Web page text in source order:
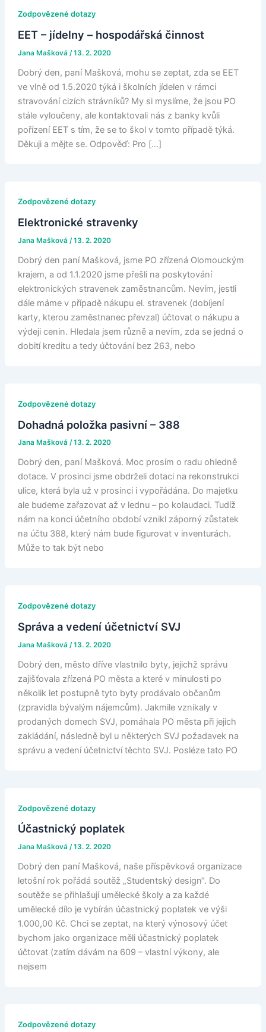
Zodpovězené dotazy
EET – jídelny – hospodářská činnost
Jana Mašková /13. 2. 2020
Dobrý den, paní Mašková, mohu se zeptat, zda se EET
ve vlně od 1.5.2020 týká i školních jídelen v rámci
stravování cizích strávníků? My si myslíme, že jsou PO
stále vyloučeny, ale kontaktovali nás z banky kvůli
pořízení EET s tím, že se to škol v tomto případě týká.
Děkuji a mějte se. Odpověď: Pro […]
Zodpovězené dotazy
Elektronické stravenky
Jana Mašková /13. 2. 2020
Dobrý den paní Mašková, jsme PO zřízená Olomouckým
krajem, a od 1.1.2020 jsme přešli na poskytování
elektronických stravenek zaměstnancům. Nevím, jestli
dále máme v případě nákupu el. stravenek (dobíjení
karty, kterou zaměstnanec převzal) účtovat o nákupu a
výdeji cenin. Hledala jsem různě a nevím, zda se jedná o
dobití kreditu a tedy účtování bez 263, nebo
Zodpovězené dotazy
Dohadná položka pasivní – 388
Jana Mašková /13. 2. 2020
Dobrý den, paní Mašková. Moc prosím o radu ohledně
dotace. V prosinci jsme obdrželi dotaci na rekonstrukci
ulice, která byla už v prosinci i vypořádána. Do majetku
ale budeme zařazovat až v lednu – po kolaudaci. Tudíž
nám na konci účetního období vznikl záporný zůstatek
na účtu 388, který nám bude figurovat v inventurách.
Může to tak být nebo
Zodpovězené dotazy
Správa a vedení účetnictví SVJ
Jana Mašková /13. 2. 2020
Dobrý den, město dříve vlastnilo byty, jejichž správu
zajišťovala zřízená PO města a které v minulosti po
několik let postupně tyto byty prodávalo občanům
(zpravidla bývalým nájemcům). Jakmile vznikaly v
prodaných domech SVJ, pomáhala PO města při jejich
zakládání, následně byl u některých SVJ požadavek na
správu a vedení účetnictví těchto SVJ. Posléze tato PO
Zodpovězené dotazy
Účastnický poplatek
Jana Mašková /13. 2. 2020
Dobrý den paní Mašková, naše příspěvková organizace
letošní rok pořádá soutěž „Studentský design“. Do
soutěže se přihlašují umělecké školy a za každé
umělecké dílo je vybírán účastnický poplatek ve výši
1.000,00 Kč. Chci se zeptat, na který výnosový účet
bychom jako organizace měli účastnický poplatek
účtovat (zatím dávám na 609 – vlastní výkony, ale
nejsem
Zodpovězené dotazy